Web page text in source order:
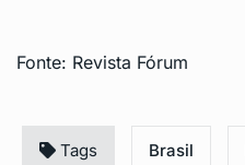
Fonte: Revista Fórum
Tags Brasil